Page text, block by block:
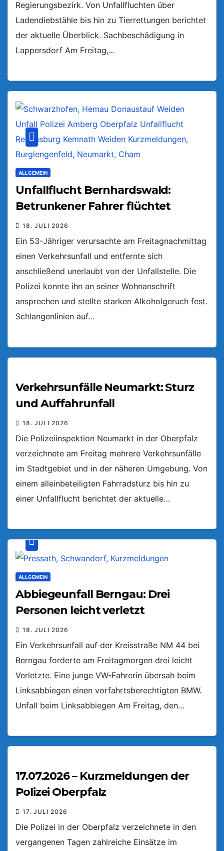
Regierungsbezirk. Von Unfallfluchten über
Ladendiebstähle bis hin zu Tierrettungen berichtet
der aktuelle Überblick. Sachbeschädigung in
Lappersdorf Am Freitag,…
ALLGEMEIN
Unfallflucht Bernhardswald:
Betrunkener Fahrer flüchtet
18. JULI 2026
Ein 53-Jähriger verursachte am Freitagnachmittag
einen Verkehrsunfall und entfernte sich
anschließend unerlaubt von der Unfallstelle. Die
Polizei konnte ihn an seiner Wohnanschrift
ansprechen und stellte starken Alkoholgeruch fest.
Schlangenlinien auf…
Verkehrsunfälle Neumarkt: Sturz
und Auffahrunfall
18. JULI 2026
Die Polizeiinspektion Neumarkt in der Oberpfalz
verzeichnete am Freitag mehrere Verkehrsunfälle
im Stadtgebiet und in der näheren Umgebung. Von
einem alleinbeteiligten Fahrradsturz bis hin zu
einer Unfallflucht berichtet der aktuelle…
ALLGEMEIN
Abbiegeunfall Berngau: Drei
Personen leicht verletzt
18. JULI 2026
Ein Verkehrsunfall auf der Kreisstraße NM 44 bei
Berngau forderte am Freitagmorgen drei leicht
Verletzte. Eine junge VW-Fahrerin übersah beim
Linksabbiegen einen vorfahrtsberechtigten BMW.
Unfall beim Linksabbiegen Am Freitag, den…
17.07.2026 – Kurzmeldungen der
Polizei Oberpfalz
17. JULI 2026
Die Polizei in der Oberpfalz verzeichnete in den
vergangenen Tagen zahlreiche Einsätze im